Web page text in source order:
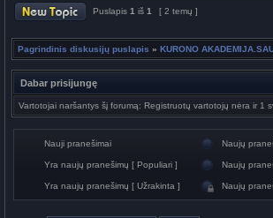
Puslapis 1 iš 1 [ 2 temų ]
Pagrindinis diskusijų puslapis » KURONO
Dabar prisijungę
Vartotojai naršantys šį forumą: Registruotų vartotojų nėra ir 1
Nauji pranešimai Naujų
Yra naujų pranešimų [ Populiari ] Naujų
Yra naujų pranešimų [ Užrakinta ] Naujų